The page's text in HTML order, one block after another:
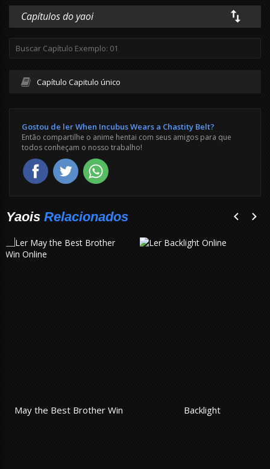
Capítulos do yaoi
Capítulo Capitulo único
Gostou de ler When Incubus Wears a Chastity Belt?
Então compartilhe o anime hentai com seus amigos para que
todos conheçam o nosso trabalho!
Yaois Relacionados
May the Best Brother Win Backlight